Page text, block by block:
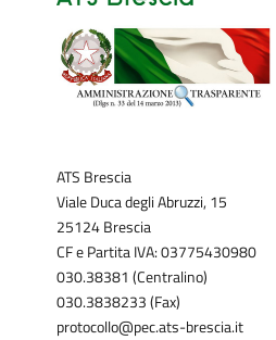
ATS Brescia
Viale Duca degli Abruzzi, 15
25124 Brescia
CF e Partita IVA: 03775430980
030.38381 (Centralino)
030.3838233 (Fax)
protocollo@pec.ats-brescia.it